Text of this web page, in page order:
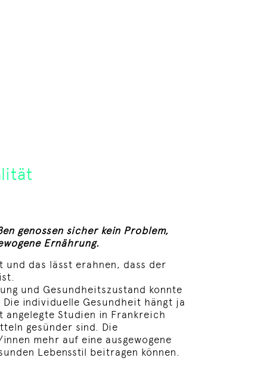
genossen sicher kein Problem,
Ernährung.
und das lässt erahnen, dass der
und Gesundheitszustand konnte
individuelle Gesundheit hängt ja
Studien in Frankreich
gesünder sind. Die
mehr auf eine ausgewogene
Lebensstil beitragen können.